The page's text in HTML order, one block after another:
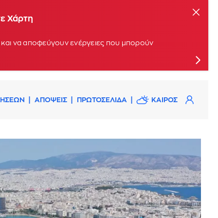
Χάρτη
και να αποφεύγουν ενέργειες που μπορούν
ΑΠΟΨΕΙΣ ΠΡΩΤΟΣΕΛΙΔΑ ΚΑΙΡΟΣ